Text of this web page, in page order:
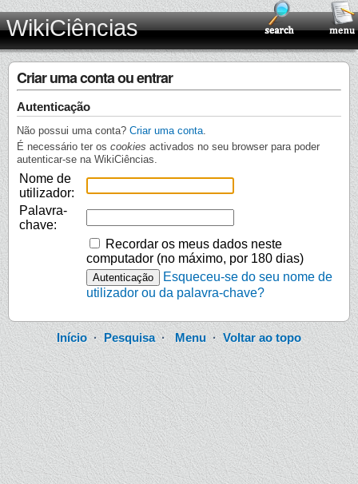
WikiCiências
Criar uma conta ou entrar
Autenticação
Não possui uma conta? Criar uma conta
É necessário ter os cookies activados no seu browser para poder
autenticar-se na WikiCiências.
Nome de
utilizador:
Palavra-
chave:
Recordar os meus dados neste
computador (no máximo, por 180 dias)
Esqueceu-se do seu nome de
utilizador ou da palavra-chave?
Início· Pesquisa·Menu ·Voltar ao topo